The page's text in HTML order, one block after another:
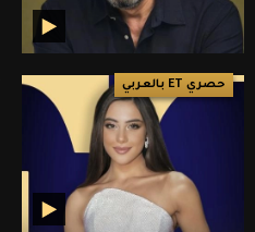
حصري ET بالعربي